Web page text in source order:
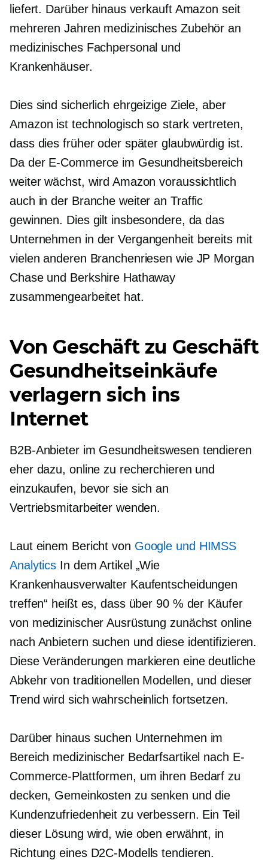
liefert. Darüber hinaus verkauft Amazon seit
mehreren Jahren medizinisches Zubehör an
medizinisches Fachpersonal und
Krankenhäuser.
Dies sind sicherlich ehrgeizige Ziele, aber
Amazon ist technologisch so stark vertreten,
dass dies früher oder später glaubwürdig ist.
Da der E-Commerce im Gesundheitsbereich
weiter wächst, wird Amazon voraussichtlich
auch in der Branche weiter an Traffic
gewinnen. Dies gilt insbesondere, da das
Unternehmen in der Vergangenheit bereits mit
vielen anderen Branchenriesen wie JP Morgan
Chase und Berkshire Hathaway
zusammengearbeitet hat.
Von Geschäft zu Geschäft
Gesundheitseinkäufe
verlagern sich ins
Internet
B2B-Anbieter im Gesundheitswesen tendieren
eher dazu, online zu recherchieren und
einzukaufen, bevor sie sich an
Vertriebsmitarbeiter wenden.
Laut einem Bericht von Google und HIMSS
Analytics In dem Artikel „Wie
Krankenhausverwalter Kaufentscheidungen
treffen“ heißt es, dass über 90 % der Käufer
von medizinischer Ausrüstung zunächst online
nach Anbietern suchen und diese identifizieren.
Diese Veränderungen markieren eine deutliche
Abkehr von traditionellen Modellen, und dieser
Trend wird sich wahrscheinlich fortsetzen.
Darüber hinaus suchen Unternehmen im
Bereich medizinischer Bedarfsartikel nach E-
Commerce-Plattformen, um ihren Bedarf zu
decken, Gemeinkosten zu senken und die
Kundenzufriedenheit zu verbessern. Ein Teil
dieser Lösung wird, wie oben erwähnt, in
Richtung eines D2C-Modells tendieren.